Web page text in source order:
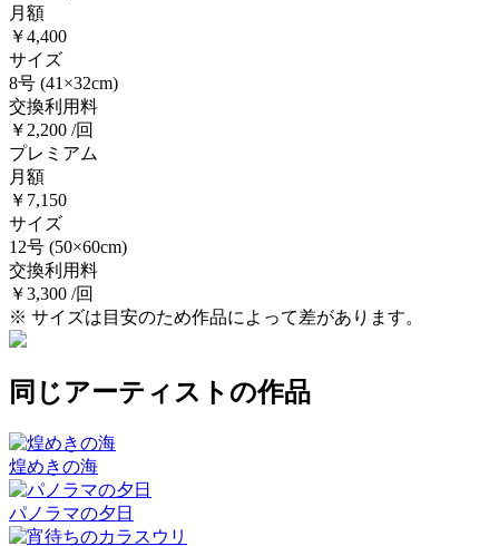
月額
￥4,400
サイズ
8号 (41×32cm)
交換利用料
￥2,200 /回
プレミアム
月額
￥7,150
サイズ
12号 (50×60cm)
交換利用料
￥3,300 /回
※ サイズは目安のため作品によって差があります。
同じアーティストの作品
煌めきの海
パノラマの夕日